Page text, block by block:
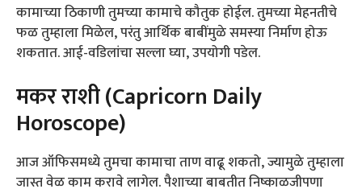
कामाच्या ठिकाणी तुमच्या कामाचे कौतुक होईल. तुमच्या मेहनतीचे
फळ तुम्हाला मिळेल, परंतु आर्थिक बाबींमुळे समस्या निर्माण होऊ
शकतात. आई-वडिलांचा सल्ला घ्या, उपयोगी पडेल.
मकर राशी (Capricorn Daily
Horoscope)
आज ऑफिसमध्ये तुमचा कामाचा ताण वाढू शकतो, ज्यामुळे तुम्हाला
जास्त वेळ काम करावे लागेल. पैशाच्या बाबतीत निष्काळजीपणा